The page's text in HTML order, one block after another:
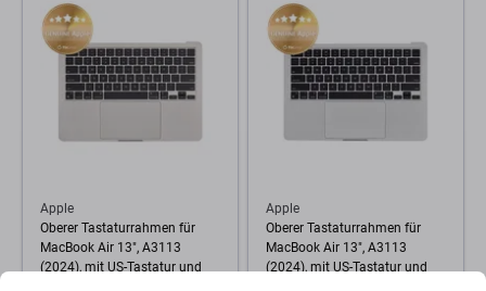
Apple
Oberer Tastaturrahmen für
MacBook Air 13", A3113
(2024), mit US-Tastatur und
Apple
Oberer Tastaturrahmen für
MacBook Air 13", A3113
(2024), mit US-Tastatur und